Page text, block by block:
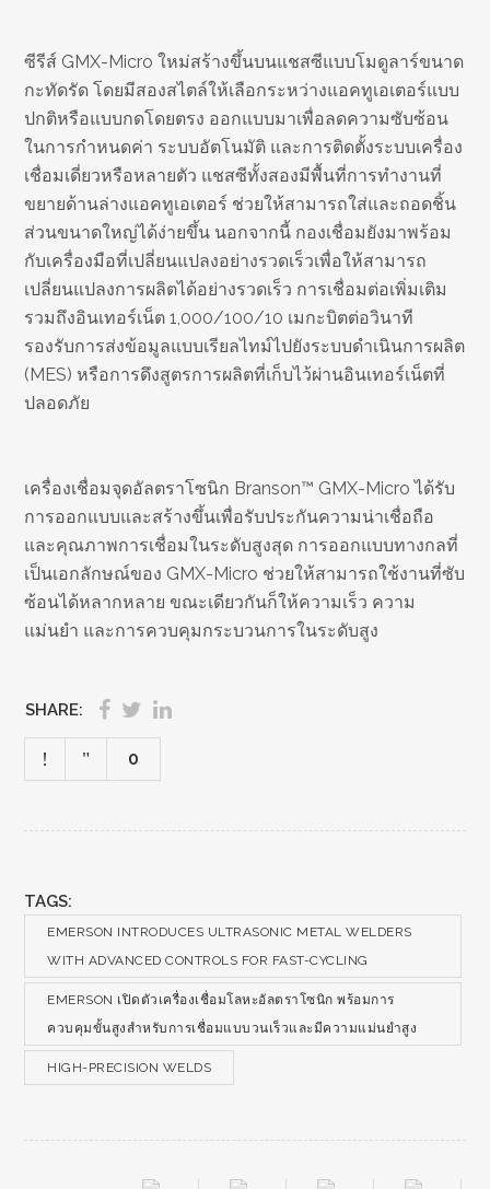
ซีรีส์ GMX-Micro ใหม่สร้างขึ้นบนแชสซีแบบโมดูลาร์ขนาด
กะทัดรัด โดยมีสองสไตล์ให้เลือกระหว่างแอคทูเอเตอร์แบบ
ปกติหรือแบบกดโดยตรง ออกแบบมาเพื่อลดความซับซ้อน
ในการกำหนดค่า ระบบอัตโนมัติ และการติดตั้งระบบเครื่อง
เชื่อมเดี่ยวหรือหลายตัว แชสซีทั้งสองมีพื้นที่การทำงานที่
ขยายด้านล่างแอคทูเอเตอร์ ช่วยให้สามารถใส่และถอดชิ้น
ส่วนขนาดใหญ่ได้ง่ายขึ้น นอกจากนี้ กองเชื่อมยังมาพร้อม
กับเครื่องมือที่เปลี่ยนแปลงอย่างรวดเร็วเพื่อให้สามารถ
เปลี่ยนแปลงการผลิตได้อย่างรวดเร็ว การเชื่อมต่อเพิ่มเติม
รวมถึงอินเทอร์เน็ต 1,000/100/10 เมกะบิตต่อวินาที
รองรับการส่งข้อมูลแบบเรียลไทม์ไปยังระบบดำเนินการผลิต
(MES) หรือการดึงสูตรการผลิตที่เก็บไว้ผ่านอินเทอร์เน็ตที่
ปลอดภัย
เครื่องเชื่อมจุดอัลตราโซนิก Branson™ GMX-Micro ได้รับ
การออกแบบและสร้างขึ้นเพื่อรับประกันความน่าเชื่อถือ
และคุณภาพการเชื่อมในระดับสูงสุด การออกแบบทางกลที่
เป็นเอกลักษณ์ของ GMX-Micro ช่วยให้สามารถใช้งานที่ซับ
ซ้อนได้หลากหลาย ขณะเดียวกันก็ให้ความเร็ว ความ
แม่นยำ และการควบคุมกระบวนการในระดับสูง
SHARE:
0
TAGS:
EMERSON INTRODUCES ULTRASONIC METAL WELDERS
WITH ADVANCED CONTROLS FOR FAST-CYCLING
EMERSON เปิดตัวเครื่องเชื่อมโลหะอัลตราโซนิก พร้อมการ
ควบคุมขั้นสูงสำหรับการเชื่อมแบบวนเร็วและมีความแม่นยำสูง
HIGH-PRECISION WELDS